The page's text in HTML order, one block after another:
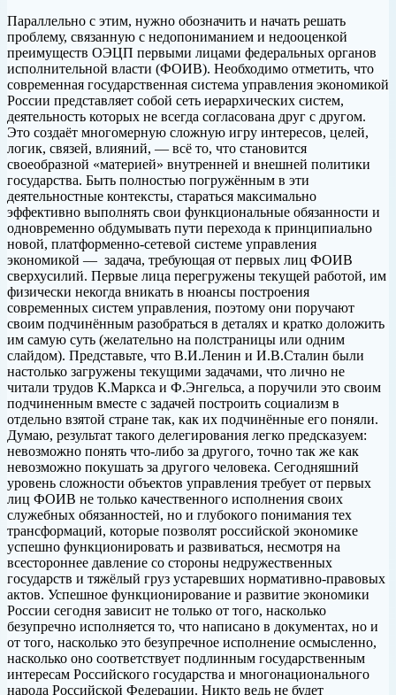
Параллельно с этим, нужно обозначить и начать решать
проблему, связанную с недопониманием и недооценкой
преимуществ ОЭЦП первыми лицами федеральных органов
исполнительной власти (ФОИВ). Необходимо отметить, что
современная государственная система управления экономикой
России представляет собой сеть иерархических систем,
деятельность которых не всегда согласована друг с другом.
Это создаёт многомерную сложную игру интересов, целей,
логик, связей, влияний, — всё то, что становится
своеобразной «материей» внутренней и внешней политики
государства. Быть полностью погружённым в эти
деятельностные контексты, стараться максимально
эффективно выполнять свои функциональные обязанности и
одновременно обдумывать пути перехода к принципиально
новой, платформенно-сетевой системе управления
экономикой — задача, требующая от первых лиц ФОИВ
сверхусилий. Первые лица перегружены текущей работой, им
физически некогда вникать в нюансы построения
современных систем управления, поэтому они поручают
своим подчинённым разобраться в деталях и кратко доложить
им самую суть (желательно на полстраницы или одним
слайдом). Представьте, что В.И.Ленин и И.В.Сталин были
настолько загружены текущими задачами, что лично не
читали трудов К.Маркса и Ф.Энгельса, а поручили это своим
подчиненным вместе с задачей построить социализм в
отдельно взятой стране так, как их подчинённые его поняли.
Думаю, результат такого делегирования легко предсказуем:
невозможно понять что-либо за другого, точно так же как
невозможно покушать за другого человека. Сегодняшний
уровень сложности объектов управления требует от первых
лиц ФОИВ не только качественного исполнения своих
служебных обязанностей, но и глубокого понимания тех
трансформаций, которые позволят российской экономике
успешно функционировать и развиваться, несмотря на
всестороннее давление со стороны недружественных
государств и тяжёлый груз устаревших нормативно-правовых
актов. Успешное функционирование и развитие экономики
России сегодня зависит не только от того, насколько
безупречно исполняется то, что написано в документах, но и
от того, насколько это безупречное исполнение осмысленно,
насколько оно соответствует подлинным государственным
интересам Российского государства и многонационального
народа Российской Федерации. Никто ведь не будет